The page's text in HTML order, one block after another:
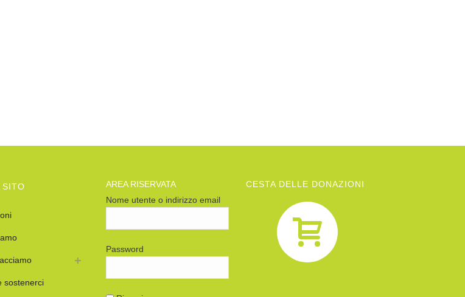
SITO
sostenerci
AREA RISERVATA
Nome utente o indirizzo email
Password
CESTA DELLE DONAZIONI